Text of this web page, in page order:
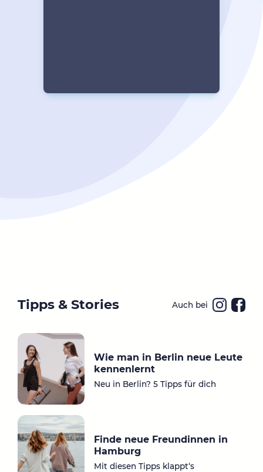
Tipps & Stories Auch bei
a
ok
Wie man in Berlin neue Leute
kennenlernt
Neu in Berlin? 5 Tipps für dich
Finde neue Freundinnen in
Hamburg
Mit diesen Tipps klappt‘s